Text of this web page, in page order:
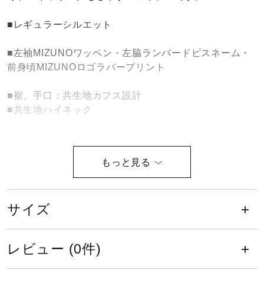
ジュニア／キッズ
メディカル
その他
サポート
■レギュラーシルエット
■左袖MIZUNOワッペン・左脇ランバードピスネーム・
前身頃MIZUNOロゴラバープリント
■裾、手口：共生地カフス設計
■共生地ハイネック
スを生み出したメーカーです。
い洗濯ができる
サイズ
レビュー (0件)